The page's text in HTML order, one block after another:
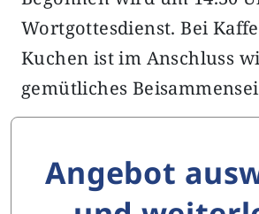
Wortgottesdienst. Bei
Kuchen ist im Anschluss
gemütliches
Angebot